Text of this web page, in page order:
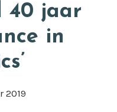
40 jaar
in
2019